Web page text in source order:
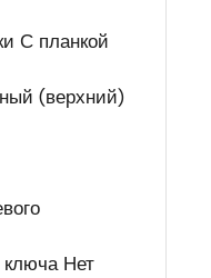
С планкой
(верхний)
Нет